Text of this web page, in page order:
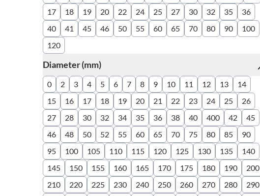
17
18 19 20 22 24 25 27 30 32 35
36
40
41 45 46 50 55 60 65 70 80 90
100
120
Diameter (mm)
filter
0 2 3 4 5 6 7 8 9 10 11 12 13
14
15
16 17 18 19 20 21 22 23 24 25
26
27
28 30 32 34 35 36 38 40 400 42
45
46
48 50 52 55 60 65 70 75 80 85
90
95
100 105 110 115 120 125 130 135
140
145
150 155 160 165 170 175 180 190
200
210
220 225 230 240 250 260 270 280
290